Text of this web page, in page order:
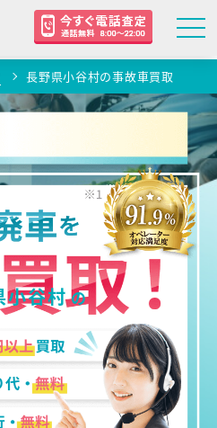
長野県小谷村の事故車買取
小谷村の